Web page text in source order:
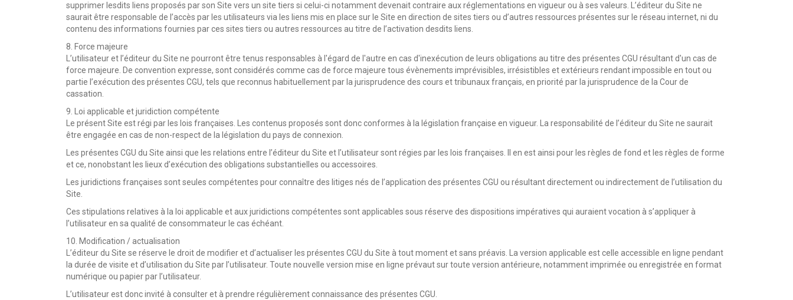
supprimer lesdits liens proposés par son Site vers un site tiers si celui-ci notamment devenait contraire aux réglementations en vigueur ou à ses valeurs. L’éditeur du Site ne
saurait être responsable de l’accès par les utilisateurs via les liens mis en place sur le Site en direction de sites tiers ou d’autres ressources présentes sur le réseau internet, ni du
contenu des informations fournies par ces sites tiers ou autres ressources au titre de l’activation desdits liens.
8. Force majeure
L’utilisateur et l’éditeur du Site ne pourront être tenus responsables à l'égard de l'autre en cas d'inexécution de leurs obligations au titre des présentes CGU résultant d'un cas de
force majeure. De convention expresse, sont considérés comme cas de force majeure tous évènements imprévisibles, irrésistibles et extérieurs rendant impossible en tout ou
partie l’exécution des présentes CGU, tels que reconnus habituellement par la jurisprudence des cours et tribunaux français, en priorité par la jurisprudence de la Cour de
cassation.
9. Loi applicable et juridiction compétente
Le présent Site est régi par les lois françaises. Les contenus proposés sont donc conformes à la législation française en vigueur. La responsabilité de l’éditeur du Site ne saurait
être engagée en cas de non-respect de la législation du pays de connexion.
Les présentes CGU du Site ainsi que les relations entre l’éditeur du Site et l’utilisateur sont régies par les lois françaises. Il en est ainsi pour les règles de fond et les règles de forme
et ce, nonobstant les lieux d’exécution des obligations substantielles ou accessoires.
Les juridictions françaises sont seules compétentes pour connaître des litiges nés de l’application des présentes CGU ou résultant directement ou indirectement de l’utilisation du
Site.
Ces stipulations relatives à la loi applicable et aux juridictions compétentes sont applicables sous réserve des dispositions impératives qui auraient vocation à s’appliquer à
l’utilisateur en sa qualité de consommateur le cas échéant.
10. Modification / actualisation
L’éditeur du Site se réserve le droit de modifier et d’actualiser les présentes CGU du Site à tout moment et sans préavis. La version applicable est celle accessible en ligne pendant
la durée de visite et d’utilisation du Site par l’utilisateur. Toute nouvelle version mise en ligne prévaut sur toute version antérieure, notamment imprimée ou enregistrée en format
numérique ou papier par l’utilisateur.
L’utilisateur est donc invité à consulter et à prendre régulièrement connaissance des présentes CGU.